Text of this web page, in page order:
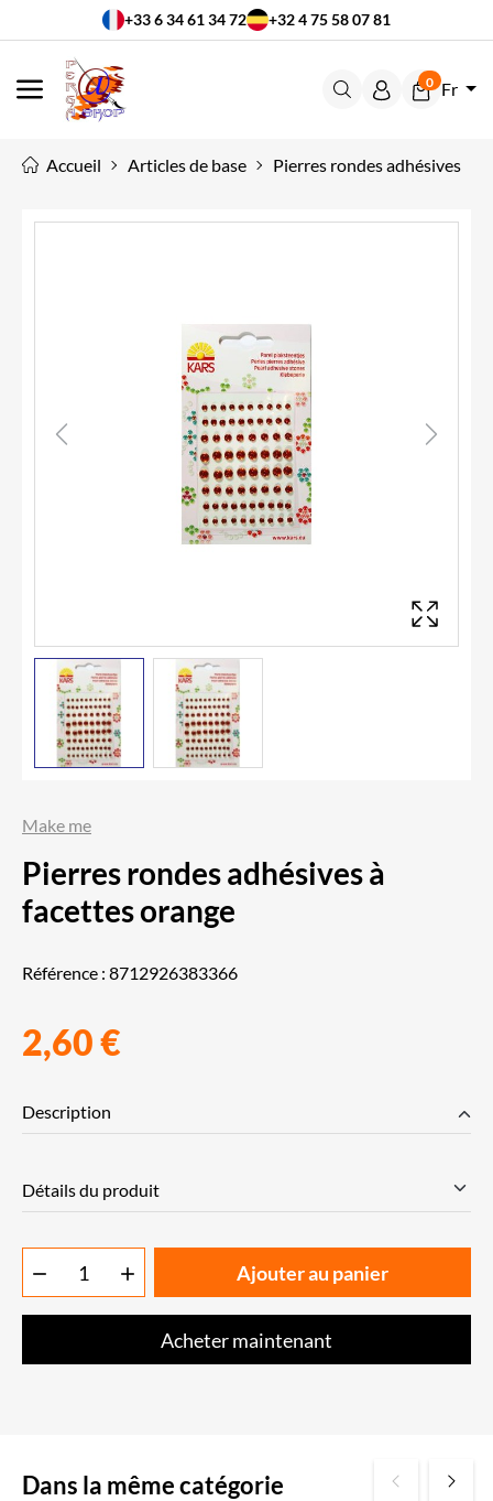
+33 6 34 61 34 72 +32 4 75 58 07 81
MENU
0 Fr
Accueil Articles de base Pierres rondes adhésives
Previous Next
Make me
Pierres rondes adhésives à
facettes orange
Référence : 8712926383366
2,60 €
Description
Détails du produit
  Ajouter au panier
Acheter maintenant
Dans la même catégorie